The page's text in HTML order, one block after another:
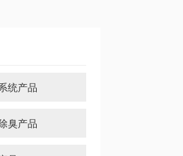
统产品
臭产品